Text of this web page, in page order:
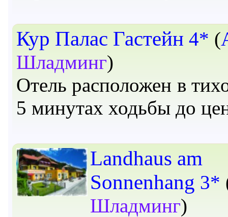
Кур Палас Гастейн 4* (
Шладминг)
Отель расположен в
5 минутах ходьбы до
Landhaus am
Sonnenhang 3*
Шладминг)